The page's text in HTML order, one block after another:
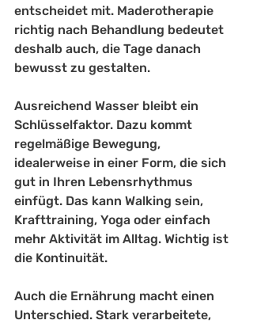
entscheidet mit. Maderotherapie
richtig nach Behandlung bedeutet
deshalb auch, die Tage danach
bewusst zu gestalten.
Ausreichend Wasser bleibt ein
Schlüsselfaktor. Dazu kommt
regelmäßige Bewegung,
idealerweise in einer Form, die sich
gut in Ihren Lebensrhythmus
einfügt. Das kann Walking sein,
Krafttraining, Yoga oder einfach
mehr Aktivität im Alltag. Wichtig ist
die Kontinuität.
Auch die Ernährung macht einen
Unterschied. Stark verarbeitete,